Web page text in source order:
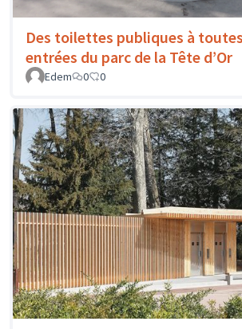
Des toilettes publiques à
entrées du parc de la Tête d’Or
Edem
0 0